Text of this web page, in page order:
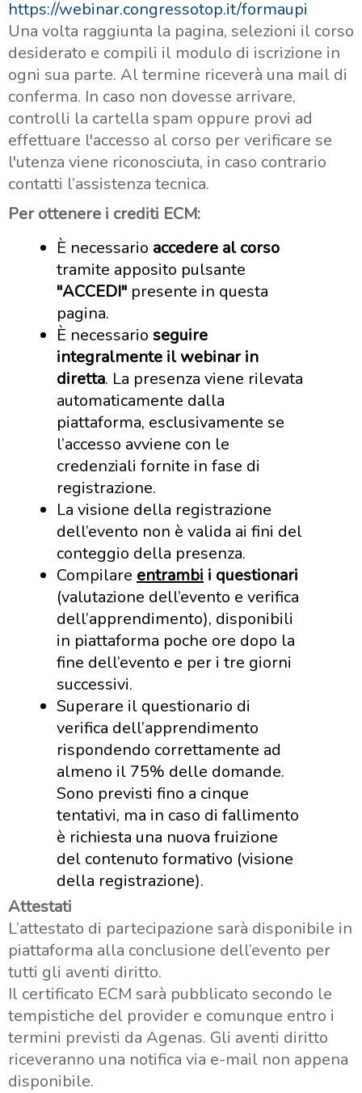
https://webinar.congressotop.it/formaupi
Una volta raggiunta la pagina, selezioni il corso
desiderato e compili il modulo di iscrizione in
ogni sua parte. Al termine riceverà una mail di
conferma. In caso non dovesse arrivare,
controlli la cartella spam oppure provi ad
effettuare l'accesso al corso per verificare se
l'utenza viene riconosciuta, in caso contrario
contatti l’assistenza tecnica.
Per ottenere i crediti ECM:
È necessario accedere al corso
tramite apposito pulsante
"ACCEDI" presente in questa
pagina.
È necessario seguire
integralmente il webinar in
diretta. La presenza viene rilevata
automaticamente dalla
piattaforma, esclusivamente se
l’accesso avviene con le
credenziali fornite in fase di
registrazione.
La visione della registrazione
dell’evento non è valida ai fini del
conteggio della presenza.
Compilare entrambi i questionari
(valutazione dell’evento e verifica
dell’apprendimento), disponibili
in piattaforma poche ore dopo la
fine dell’evento e per i tre giorni
successivi.
Superare il questionario di
verifica dell’apprendimento
rispondendo correttamente ad
almeno il 75% delle domande.
Sono previsti fino a cinque
tentativi, ma in caso di fallimento
è richiesta una nuova fruizione
del contenuto formativo (visione
della registrazione).
Attestati
L’attestato di partecipazione sarà disponibile in
piattaforma alla conclusione dell’evento per
tutti gli aventi diritto.
Il certificato ECM sarà pubblicato secondo le
tempistiche del provider e comunque entro i
termini previsti da Agenas. Gli aventi diritto
riceveranno una notifica via e-mail non appena
disponibile.